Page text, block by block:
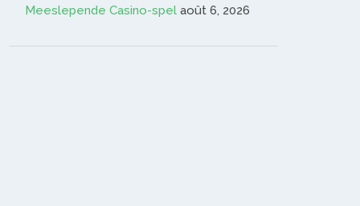
Meeslepende Casino-spel août 6, 2026